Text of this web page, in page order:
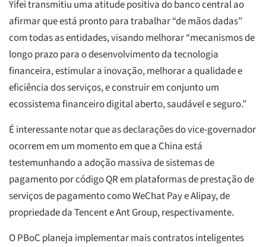
Yifei transmitiu uma atitude positiva do banco central ao
afirmar que está pronto para trabalhar “de mãos dadas”
com todas as entidades, visando melhorar “mecanismos de
longo prazo para o desenvolvimento da tecnologia
financeira, estimular a inovação, melhorar a qualidade e
eficiência dos serviços, e construir em conjunto um
ecossistema financeiro digital aberto, saudável e seguro.”
É interessante notar que as declarações do vice-governador
ocorrem em um momento em que a China está
testemunhando a adoção massiva de sistemas de
pagamento por código QR em plataformas de prestação de
serviços de pagamento como WeChat Pay e Alipay, de
propriedade da Tencent e Ant Group, respectivamente.
O PBoC planeja implementar mais contratos inteligentes